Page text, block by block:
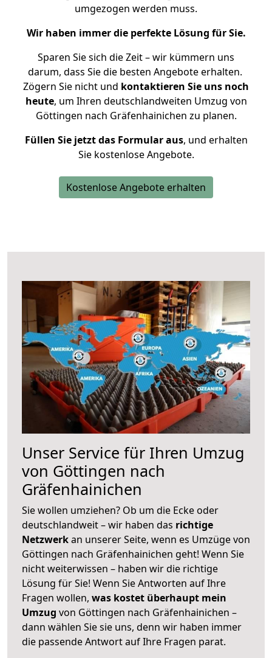
umgezogen werden muss.
Wir haben immer die perfekte Lösung für Sie.
Sparen Sie sich die Zeit – wir kümmern uns
darum, dass Sie die besten Angebote erhalten.
Zögern Sie nicht und kontaktieren Sie uns noch
heute, um Ihren deutschlandweiten Umzug von
Göttingen nach Gräfenhainichen zu planen.
Füllen Sie jetzt das Formular aus, und erhalten
Sie kostenlose Angebote.
Kostenlose Angebote erhalten
Unser Service für Ihren Umzug
von Göttingen nach
Gräfenhainichen
Sie wollen umziehen? Ob um die Ecke oder
deutschlandweit – wir haben das richtige
Netzwerkan unserer Seite, wenn es Umzüge von
Göttingen nach Gräfenhainichen geht! Wenn Sie
nicht weiterwissen – haben wir die richtige
Lösung für Sie! Wenn Sie Antworten auf Ihre
Fragen wollen, was kostet überhaupt mein
Umzug von Göttingen nach Gräfenhainichen –
dann wählen Sie sie uns, denn wir haben immer
die passende Antwort auf Ihre Fragen parat.